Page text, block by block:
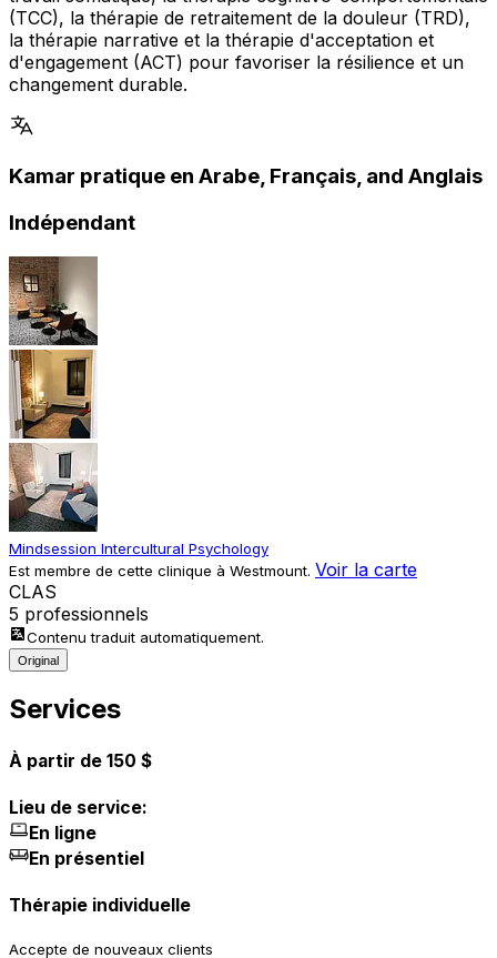
(TCC), la thérapie de retraitement de la douleur (TRD),
la thérapie narrative et la thérapie d'acceptation et
d'engagement (ACT) pour favoriser la résilience et un
changement durable.
Kamar pratique en Arabe, Français, and Anglais
Indépendant
Mindsession Intercultural Psychology
Est membre de cette clinique à Westmount. Voir la carte
CLAS
5 professionnels
Contenu traduit automatiquement.
Original
Services
À partir de 150 $
Lieu de service:
En ligne
En présentiel
Thérapie individuelle
Accepte de nouveaux clients